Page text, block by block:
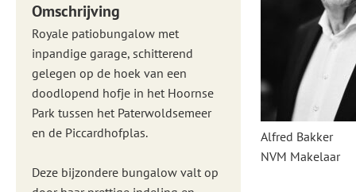
Omschrijving
Royale patiobungalow met
inpandige garage, schitterend
gelegen op de hoek van een
doodlopend hofje in het Hoornse
Park tussen het Paterwoldsemeer
en de Piccardhofplas.
Deze bijzondere bungalow valt op
Alfred Bakker
NVM Makelaar